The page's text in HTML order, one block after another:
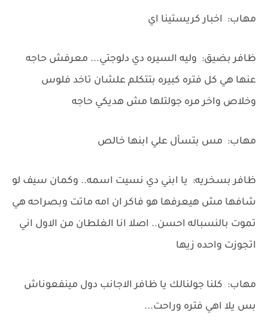
مهاب: اخبار كريستينا اي
ظافر بضيق: وليه السيره دي دلوجتي... معرفش حاجه
عنها هي كل فتره كبيره بتتكلم علشان تاخد فلوس
وخلاص واخر مره جولتلها مش هديكي حاجه
مهاب: مس بتسأل علي ابنها خالص
ظافر بسخريه: يا ابني دي نسيت اسمه.. وكمان سيف لو
شافها مش هيعرفها هو فاكر ان امه ماتت وبصراحه هي
تموت بالنسباله احسن.. اصلا انا الغلطان من الاول اني
اتجوزت واحده زيها
مهاب: كلنا جولنالك يا ظافر الاجانب دول مينفعوناش
بس يلا اهي فتره وراحت...